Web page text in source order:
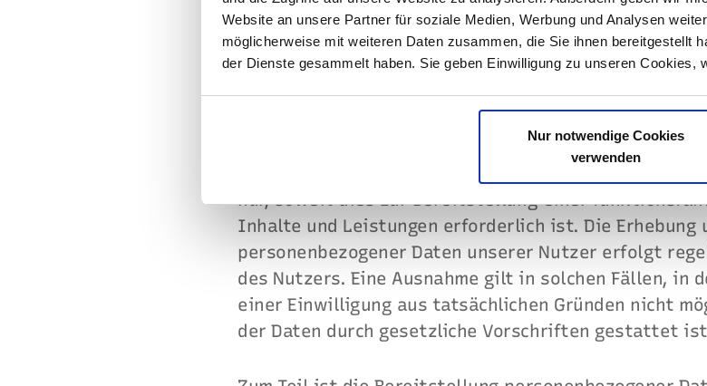
Website an unsere Partner für soziale Medien, Werbung und Analysen
möglicherweise mit weiteren Daten zusammen, die Sie ihnen bereitgestellt
der Dienste gesammelt haben. Sie geben Einwilligung zu unseren Cookies,
Nur notwendige Cookies
verwenden
68163 Mannheim
1. Beschreibung und Zweck der Datenverarbeitung
nur, soweit dies zur Bereitstellung einer
Inhalte und Leistungen erforderlich ist. Die Erhebung
personenbezogener Daten unserer Nutzer erfolgt
des Nutzers. Eine Ausnahme gilt in solchen Fällen, in
einer Einwilligung aus tatsächlichen Gründen nicht
der Daten durch gesetzliche Vorschriften gestattet